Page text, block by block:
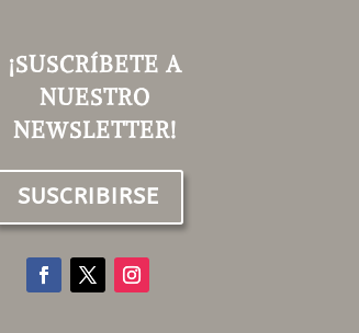
¡SUSCRÍBETE A
NUESTRO
NEWSLETTER!
SUSCRIBIRSE